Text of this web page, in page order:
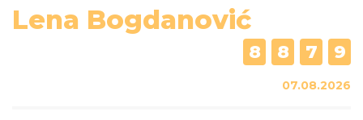
Lena Bogdanović
8 8 7 9
07.08.2026